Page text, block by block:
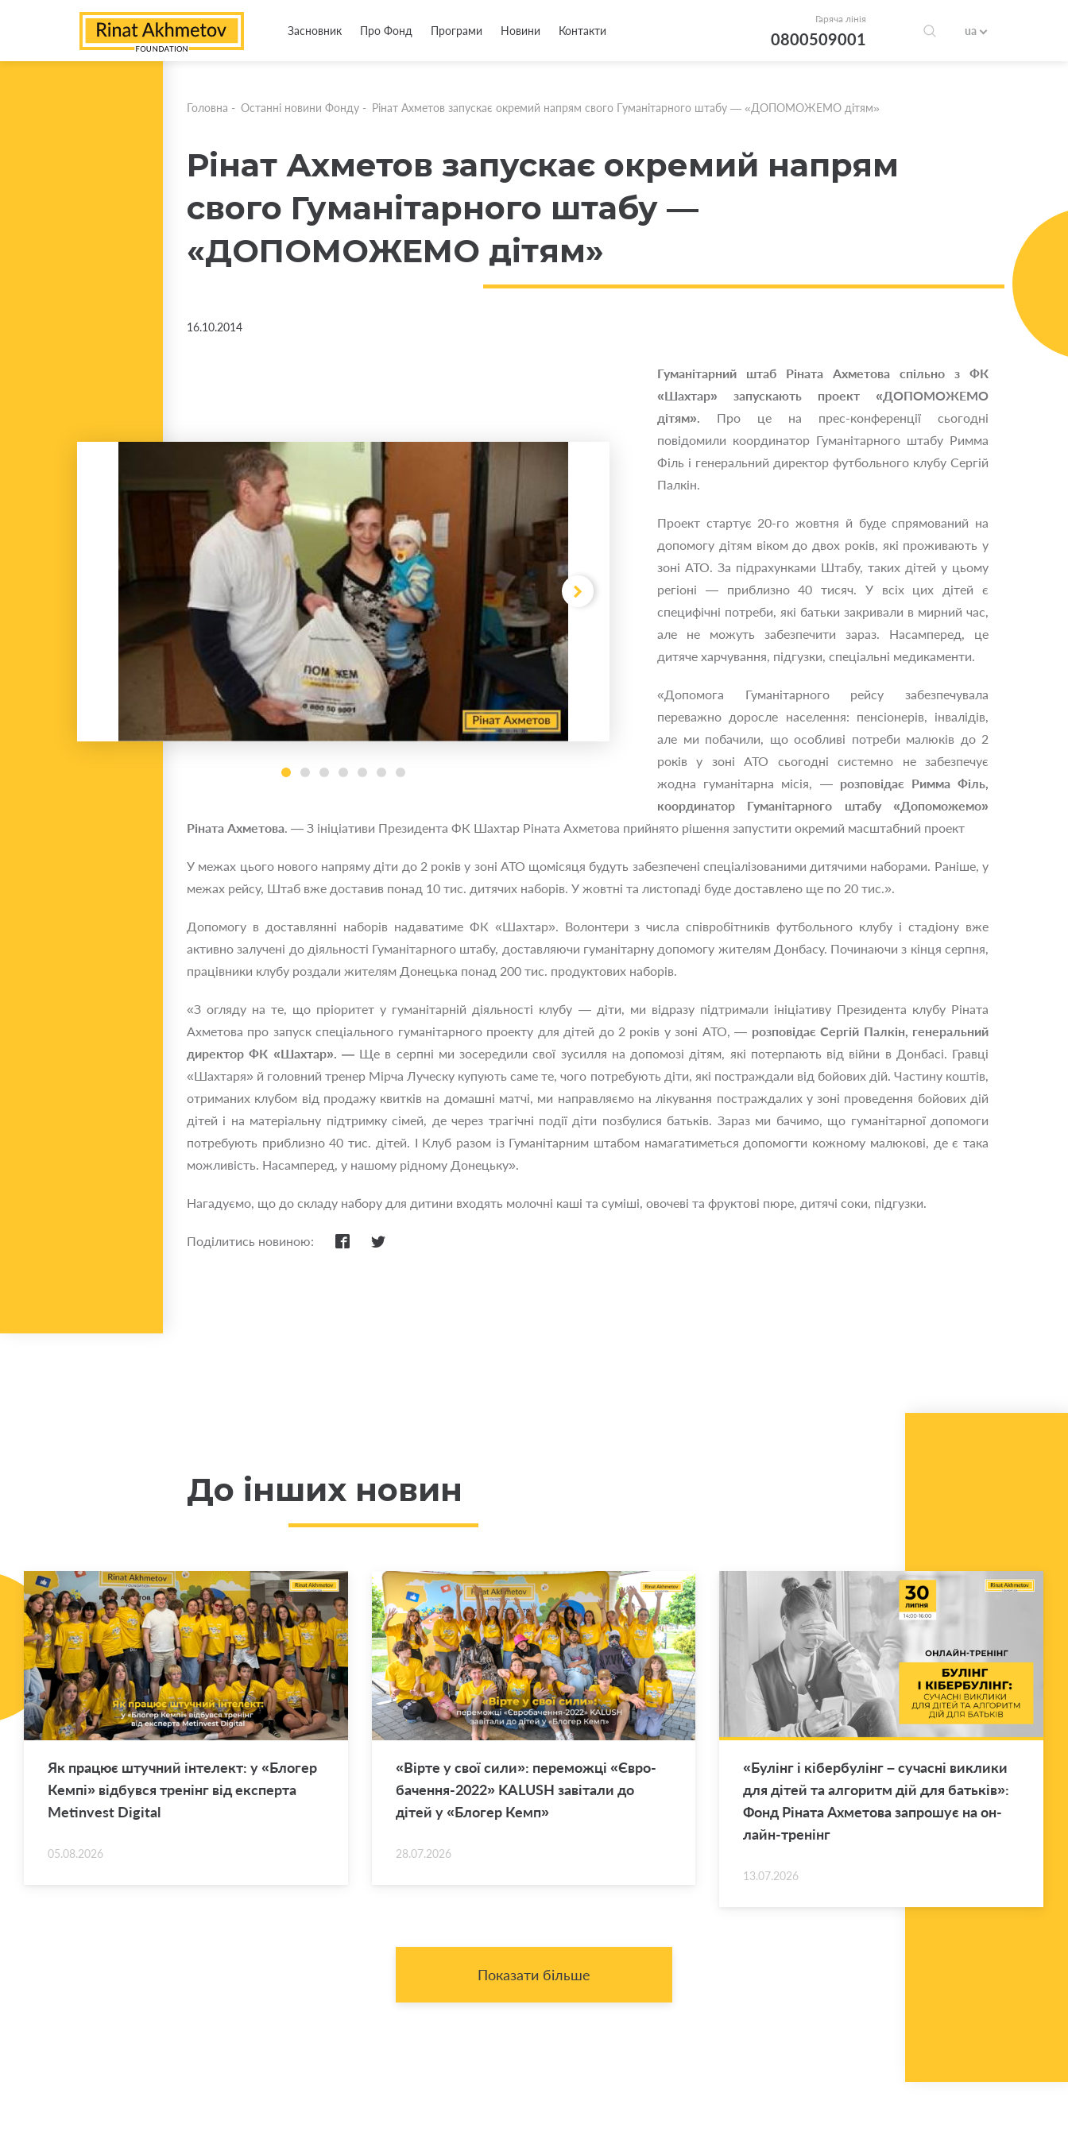
Засновник Про Фонд Програми Новини Контакти
Гаряча лінія
0800509001 ua
Головна - Останні новини Фонду - Рінат Ахметов запускає окремий напрям свого Гуманітарного штабу — «ДОПОМОЖЕМО дітям»
Рінат Ахметов запускає окремий напрям
свого Гуманітарного штабу —
«ДОПОМОЖЕМО дітям»
16.10.2014
Гуманітарний штаб Ріната Ахметова спільно з ФК
«Шахтар» запускають проект «ДОПОМОЖЕМО
дітям». Про це на прес-конференції сьогодні
повідомили координатор Гуманітарного штабу Римма
Філь і генеральний директор футбольного клубу Сергій
Палкін.
Проект стартує 20-го жовтня й буде спрямований на
допомогу дітям віком до двох років, які проживають у
зоні АТО. За підрахунками Штабу, таких дітей у цьому
регіоні — приблизно 40 тисяч. У всіх цих дітей є
специфічні потреби, які батьки закривали в мирний час,
але не можуть забезпечити зараз. Насамперед, це
дитяче харчування, підгузки, спеціальні медикаменти.
«Допомога Гуманітарного рейсу забезпечувала
переважно доросле населення: пенсіонерів, інвалідів,
але ми побачили, що особливі потреби малюків до 2
років у зоні АТО сьогодні системно не забезпечує
жодна гуманітарна місія, — розповідає Римма Філь,
координатор Гуманітарного штабу «Допоможемо»
Ріната Ахметова. — З ініціативи Президента ФК Шахтар Ріната Ахметова прийнято рішення запустити окремий масштабний проект
У межах цього нового напряму діти до 2 років у зоні АТО щомісяця будуть забезпечені спеціалізованими дитячими наборами. Раніше, у
межах рейсу, Штаб вже доставив понад 10 тис. дитячих наборів. У жовтні та листопаді буде доставлено ще по 20 тис.».
Допомогу в доставлянні наборів надаватиме ФК «Шахтар». Волонтери з числа співробітників футбольного клубу і стадіону вже
активно залучені до діяльності Гуманітарного штабу, доставляючи гуманітарну допомогу жителям Донбасу. Починаючи з кінця серпня,
працівники клубу роздали жителям Донецька понад 200 тис. продуктових наборів.
«З огляду на те, що пріоритет у гуманітарній діяльності клубу — діти, ми відразу підтримали ініціативу Президента клубу Ріната
Ахметова про запуск спеціального гуманітарного проекту для дітей до 2 років у зоні АТО, — розповідає Сергій Палкін, генеральний
директор ФК «Шахтар». —Ще в серпні ми зосередили свої зусилля на допомозі дітям, які потерпають від війни в Донбасі. Гравці
«Шахтаря» й головний тренер Мірча Луческу купують саме те, чого потребують діти, які постраждали від бойових дій. Частину коштів,
отриманих клубом від продажу квитків на домашні матчі, ми направляємо на лікування постраждалих у зоні проведення бойових дій
дітей і на матеріальну підтримку сімей, де через трагічні події діти позбулися батьків. Зараз ми бачимо, що гуманітарної допомоги
потребують приблизно 40 тис. дітей. І Клуб разом із Гуманітарним штабом намагатиметься допомогти кожному малюкові, де є така
можливість. Насамперед, у нашому рідному Донецьку».
Нагадуємо, що до складу набору для дитини входять молочні каші та суміші, овочеві та фруктові пюре, дитячі соки, підгузки.
Поділитись новиною:
До інших новин
Як пра­цює шту­чний ін­те­лект: у «Бло­гер
Кемпі» від­був­ся тре­нінг від екс­пер­та
Metinvest Digital
05.08.2026
«Вірте у свої сили»: пе­ре­мож­ці «Єв­ро­
ба­че­н­ня-2022» KALUSH за­ві­та­ли до
дітей у «Бло­гер Кемп»
28.07.2026
«Бу­лінг і кі­бер­бу­лінг – су­ча­сні ви­кли­ки
для дітей та ал­го­ритм дій для ба­тьків»:
Фонд Рі­на­та Ахме­то­ва за­про­шує на он­
лайн-тре­нінг
13.07.2026
Показати більше